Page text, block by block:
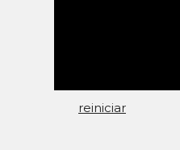
reiniciar